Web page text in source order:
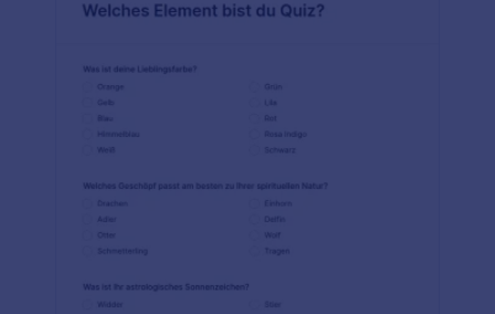
Bilder hochladen. Wenn Sie fertig sind, können Sie
Formular weitergeben oder sogar einen QR-Code
Mit einer einfach zu bedienenden Emoji-
Quizvorlage, die für Teilnehmer aller Altersgruppen
bei dem jeder Teilnehmer lächeln wird 😃! Erleben
Sie die Leistungsfähigkeit unseres Testgenerators,
um fesselnde Emoji-Quizes zu erstellen wie nie